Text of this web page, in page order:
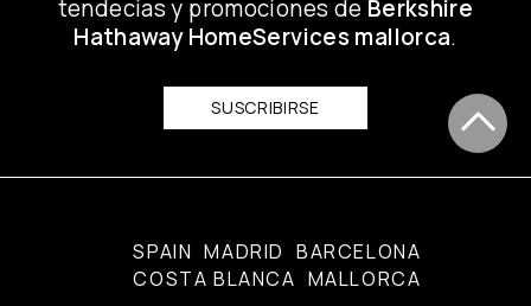
tendecias y promociones de Berkshire
Hathaway HomeServices mallorca.
SUSCRIBIRSE
SPAIN MADRID BARCELONA
COSTA BLANCA MALLORCA